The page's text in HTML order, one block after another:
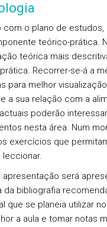
com o plano de estudos,
teórico-prática.
teórica mais
Recorrer-se-á a
para melhor
a sua relação com a
poderão
nesta área. Num
exercícios que
leccionar.
apresentação será
da bibliografia
que se planeia utilizar
a aula e tomar notas